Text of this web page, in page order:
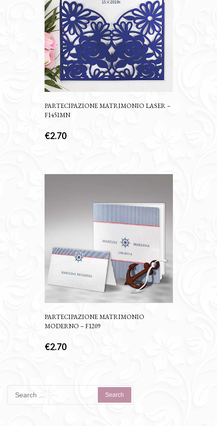
PARTECIPAZIONE MATRIMONIO LASER –
F1451MN
€2.70
PARTECIPAZIONE MATRIMONIO
MODERNO – F1209
€2.70
for: